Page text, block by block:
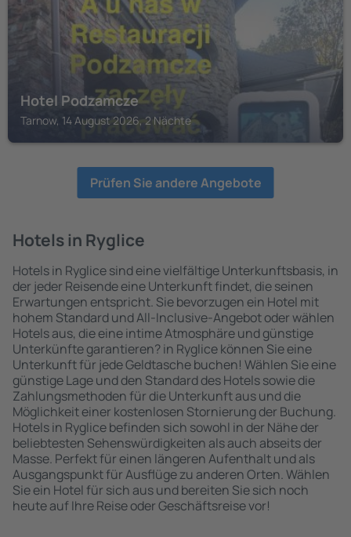
Hotel Podzamcze
Tarnow, 14 August 2026, 2 Nächte
Prüfen Sie andere Angebote
Hotels in Ryglice
Hotels in Ryglice sind eine vielfältige Unterkunftsbasis, in
der jeder Reisende eine Unterkunft findet, die seinen
Erwartungen entspricht. Sie bevorzugen ein Hotel mit
hohem Standard und All-Inclusive-Angebot oder wählen
Hotels aus, die eine intime Atmosphäre und günstige
Unterkünfte garantieren? in Ryglice können Sie eine
Unterkunft für jede Geldtasche buchen! Wählen Sie eine
günstige Lage und den Standard des Hotels sowie die
Zahlungsmethoden für die Unterkunft aus und die
Möglichkeit einer kostenlosen Stornierung der Buchung.
Hotels in Ryglice befinden sich sowohl in der Nähe der
beliebtesten Sehenswürdigkeiten als auch abseits der
Masse. Perfekt für einen längeren Aufenthalt und als
Ausgangspunkt für Ausflüge zu anderen Orten. Wählen
Sie ein Hotel für sich aus und bereiten Sie sich noch
heute auf Ihre Reise oder Geschäftsreise vor!